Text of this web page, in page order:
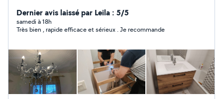
Dernier avis laissé par Leila : 5/5
samedi à 18h
Très bien , rapide efficace et sérieux . Je recommande